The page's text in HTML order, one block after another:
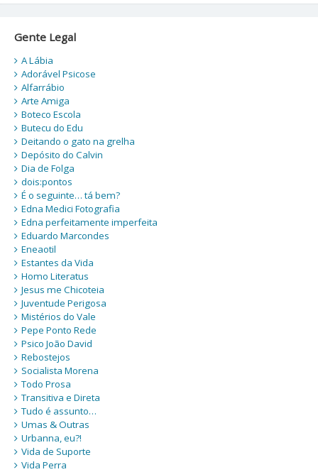
Gente Legal
A Lábia
Adorável Psicose
Alfarrábio
Arte Amiga
Boteco Escola
Butecu do Edu
Deitando o gato na grelha
Depósito do Calvin
Dia de Folga
dois:pontos
É o seguinte… tá bem?
Edna Medici Fotografia
Edna perfeitamente imperfeita
Eduardo Marcondes
Eneaotil
Estantes da Vida
Homo Literatus
Jesus me Chicoteia
Juventude Perigosa
Mistérios do Vale
Pepe Ponto Rede
Psico João David
Rebostejos
Socialista Morena
Todo Prosa
Transitiva e Direta
Tudo é assunto…
Umas & Outras
Urbanna, eu?!
Vida de Suporte
Vida Perra